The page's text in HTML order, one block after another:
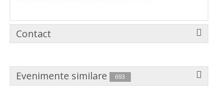
Contact
Evenimente similare 693